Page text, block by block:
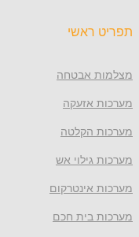
ראשי
אבטחה
אזעקה
הקלטה
אש
אינטרקום
בית חכם